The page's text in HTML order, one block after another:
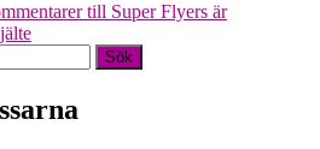
till Super Flyers är